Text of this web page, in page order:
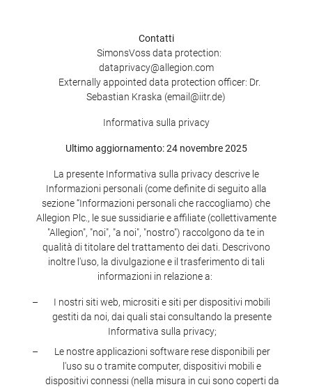
Contatti
SimonsVoss data protection:
dataprivacy@allegion.com
Externally appointed data protection officer: Dr.
Sebastian Kraska (email@iitr.de)
Informativa sulla privacy
Ultimo aggiornamento: 24 novembre 2025
La presente Informativa sulla privacy descrive le
Informazioni personali (come definite di seguito alla
sezione “Informazioni personali che raccogliamo) che
Allegion Plc., le sue sussidiarie e affiliate (collettivamente
"Allegion", "noi", "a noi", "nostro") raccolgono da te in
qualità di titolare del trattamento dei dati. Descrivono
inoltre l'uso, la divulgazione e il trasferimento di tali
informazioni in relazione a:
I nostri siti web, micrositi e siti per dispositivi mobili
gestiti da noi, dai quali stai consultando la presente
Informativa sulla privacy;
Le nostre applicazioni software rese disponibili per
l'uso su o tramite computer, dispositivi mobili e
dispositivi connessi (nella misura in cui sono coperti da